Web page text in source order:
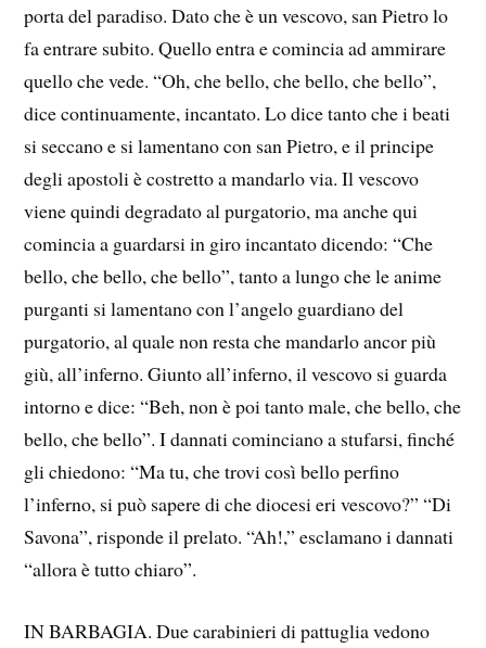
porta del paradiso. Dato che è un vescovo, san Pietro lo
fa entrare subito. Quello entra e comincia ad ammirare
quello che vede. “Oh, che bello, che bello, che bello”,
dice continuamente, incantato. Lo dice tanto che i beati
si seccano e si lamentano con san Pietro, e il principe
degli apostoli è costretto a mandarlo via. Il vescovo
viene quindi degradato al purgatorio, ma anche qui
comincia a guardarsi in giro incantato dicendo: “Che
bello, che bello, che bello”, tanto a lungo che le anime
purganti si lamentano con l’angelo guardiano del
purgatorio, al quale non resta che mandarlo ancor più
giù, all’inferno. Giunto all’inferno, il vescovo si guarda
intorno e dice: “Beh, non è poi tanto male, che bello, che
bello, che bello”. I dannati cominciano a stufarsi, finché
gli chiedono: “Ma tu, che trovi così bello perfino
l’inferno, si può sapere di che diocesi eri vescovo?” “Di
Savona”, risponde il prelato. “Ah!,” esclamano i dannati
“allora è tutto chiaro”.
IN BARBAGIA. Due carabinieri di pattuglia vedono